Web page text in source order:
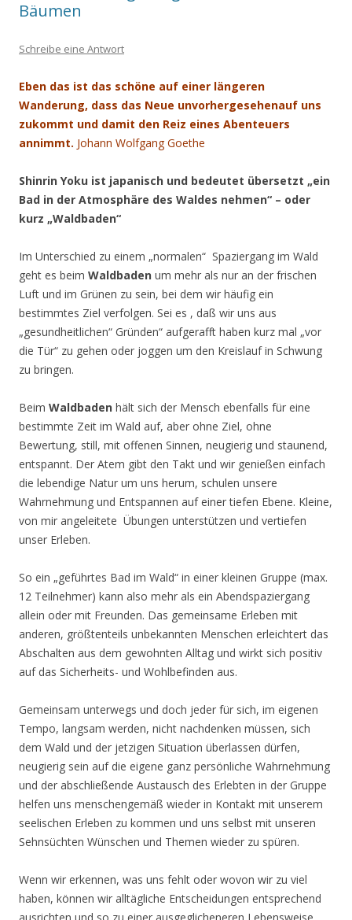
Bäumen
Schreibe eine Antwort
Eben das ist das schöne auf einer längeren
Wanderung, dass das Neue unvorhergesehenauf uns
zukommt und damit den Reiz eines Abenteuers
annimmt. Johann Wolfgang Goethe
Shinrin Yoku ist japanisch und bedeutet übersetzt „ein
Bad in der Atmosphäre des Waldes nehmen“ – oder
kurz „Waldbaden“
Im Unterschied zu einem „normalen“ Spaziergang im Wald
geht es beim Waldbaden um mehr als nur an der frischen
Luft und im Grünen zu sein, bei dem wir häufig ein
bestimmtes Ziel verfolgen. Sei es , daß wir uns aus
„gesundheitlichen“ Gründen“ aufgerafft haben kurz mal „vor
die Tür“ zu gehen oder joggen um den Kreislauf in Schwung
zu bringen.
Beim Waldbaden hält sich der Mensch ebenfalls für eine
bestimmte Zeit im Wald auf, aber ohne Ziel, ohne
Bewertung, still, mit offenen Sinnen, neugierig und staunend,
entspannt. Der Atem gibt den Takt und wir genießen einfach
die lebendige Natur um uns herum, schulen unsere
Wahrnehmung und Entspannen auf einer tiefen Ebene. Kleine,
von mir angeleitete Übungen unterstützen und vertiefen
unser Erleben.
So ein „geführtes Bad im Wald“ in einer kleinen Gruppe (max.
12 Teilnehmer) kann also mehr als ein Abendspaziergang
allein oder mit Freunden. Das gemeinsame Erleben mit
anderen, größtenteils unbekannten Menschen erleichtert das
Abschalten aus dem gewohnten Alltag und wirkt sich positiv
auf das Sicherheits- und Wohlbefinden aus.
Gemeinsam unterwegs und doch jeder für sich, im eigenen
Tempo, langsam werden, nicht nachdenken müssen, sich
dem Wald und der jetzigen Situation überlassen dürfen,
neugierig sein auf die eigene ganz persönliche Wahrnehmung
und der abschließende Austausch des Erlebten in der Gruppe
helfen uns menschengemäß wieder in Kontakt mit unserem
seelischen Erleben zu kommen und uns selbst mit unseren
Sehnsüchten Wünschen und Themen wieder zu spüren.
Wenn wir erkennen, was uns fehlt oder wovon wir zu viel
haben, können wir alltägliche Entscheidungen entsprechend
ausrichten und so zu einer ausgeglicheneren Lebensweise